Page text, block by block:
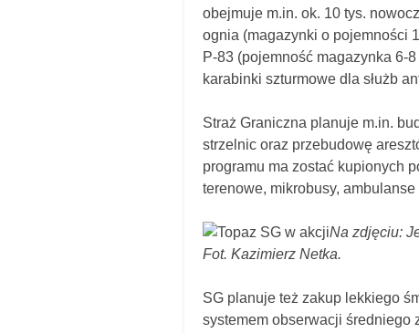
obejmuje m.in. ok. 10 tys.
ognia (magazynki o pojemności
P-83 (pojemność magazynka 6-
karabinki szturmowe dla służb
Straż Graniczna planuje m.in.
strzelnic oraz przebudowę
programu ma zostać kupionych
terenowe, mikrobusy,
Na zdjęciu:
Fot. Kazimierz Netka.
SG planuje też zakup lekkiego
systemem obserwacji średniego